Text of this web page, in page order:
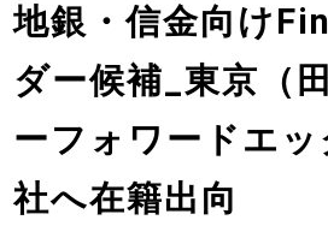
地銀・信金向け
ダー候補_東京（
ーフォワードエ
社へ在籍出向